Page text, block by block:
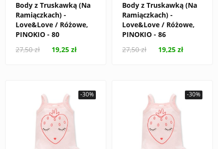
Body z Truskawką (Na
Ramiączkach) -
Love&Love / Różowe,
PINOKIO - 80
27,50 zł
19,25 zł
Body z Truskawką (Na
Ramiączkach) -
Love&Love / Różowe,
PINOKIO - 86
27,50 zł
19,25 zł
-30% -30%